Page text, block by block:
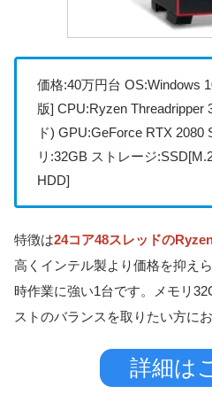
価格:40万円台 OS:Windows
版] CPU:Ryzen Threadripper
ド) GPU:GeForce RTX 2080
リ:32GB ストレージ
HDD]
特徴は24コア48スレッドの
高くインテル製より価格を抑え
時作業に強い1台です。メモリ
ストのバランスを取りたい方に
詳細は